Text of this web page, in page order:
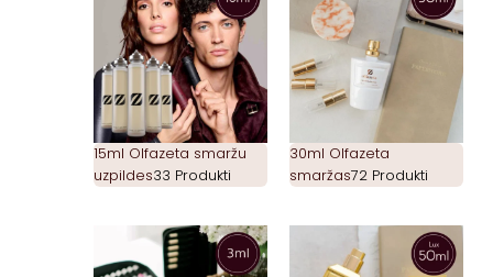
15ml Olfazeta smaržu
uzpildes33 Produkti
30ml Olfazeta
smaržas72 Produkti